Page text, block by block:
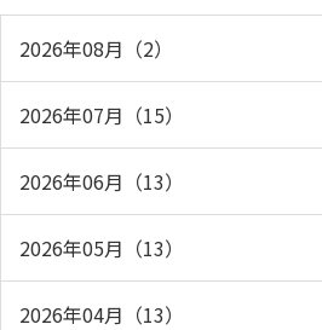
2026年08月（2）
2026年07月（15）
2026年06月（13）
2026年05月（13）
2026年04月（13）